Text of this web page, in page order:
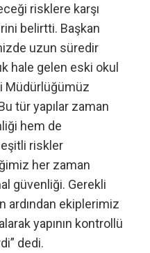
risklere karşı
belirtti. Başkan
uzun süredir
hale gelen eski okul
Müdürlüğümüz
tür yapılar zaman
hem de
riskler
her zaman
güvenliği. Gerekli
ardından ekiplerimiz
yapının kontrollü
dedi.